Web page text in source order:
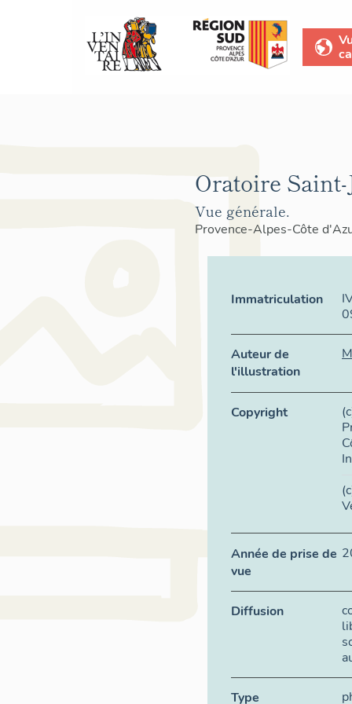
Oratoire
Vue générale.
Provence-Alpes-Côte
Immatriculation
Auteur de
l'illustration
Copyright
Année de prise de
vue
Diffusion
Type